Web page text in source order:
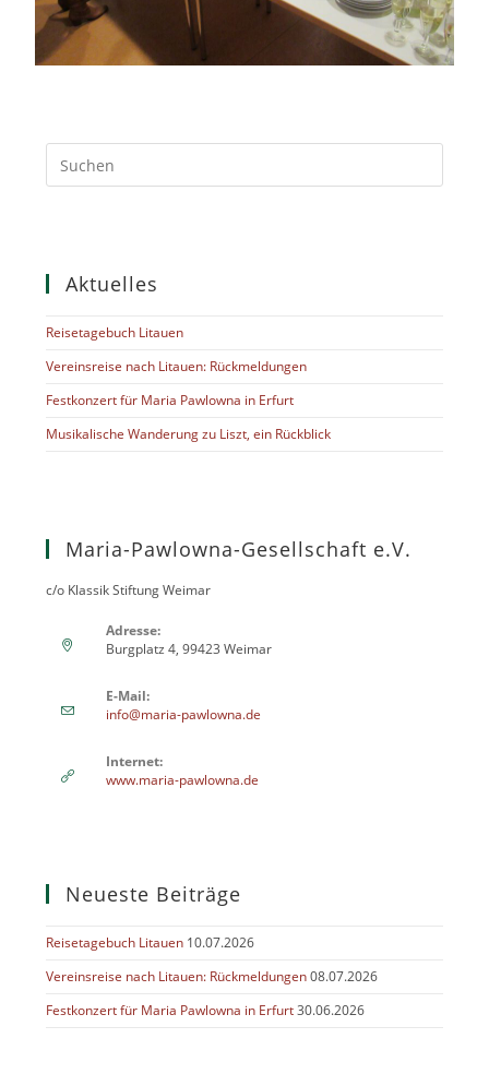
Aktuelles
Reisetagebuch Litauen
Vereinsreise nach Litauen: Rückmeldungen
Festkonzert für Maria Pawlowna in Erfurt
Musikalische Wanderung zu Liszt, ein Rückblick
Maria-Pawlowna-Gesellschaft e.V.
c/o Klassik Stiftung Weimar
Adresse:
Burgplatz 4, 99423 Weimar
E-Mail:
info@maria-pawlowna.de
Internet:
www.maria-pawlowna.de
Neueste Beiträge
Reisetagebuch Litauen 10.07.2026
Vereinsreise nach Litauen: Rückmeldungen 08.07.2026
Festkonzert für Maria Pawlowna in Erfurt 30.06.2026